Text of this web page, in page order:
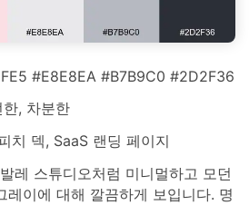
#E8E8EA #B7B9C0 #2D2F36
, 차분한
치 덱, SaaS 랜딩 페이지
레 스튜디오처럼 미니멀하고 모던
레이에 대해 깔끔하게 보입니다. 명